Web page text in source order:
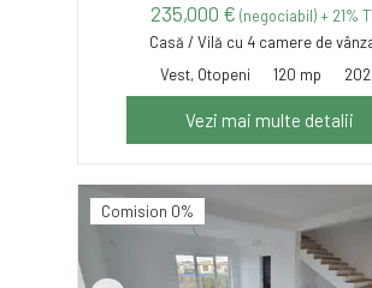
235,000 € (negociabil) + 21%
Casă / Vilă cu 4 camere de
Vest, Otopeni
120 mp
Vezi mai multe detalii
Comision 0%